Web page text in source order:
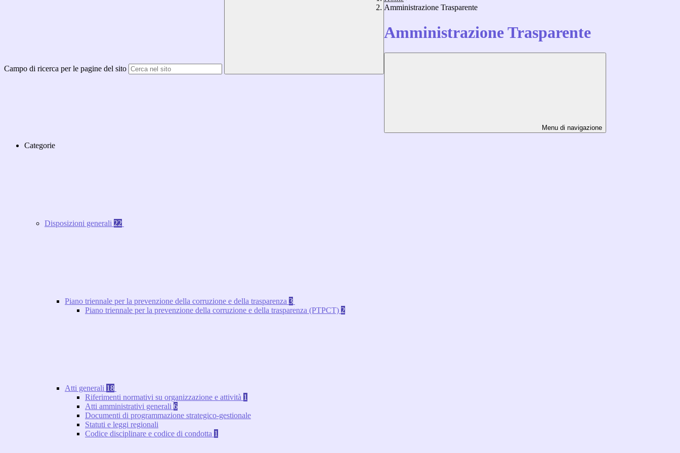
Campo di ricerca per le pagine del sito
Amministrazione Trasparente
Amministrazione Trasparente
Menu di navigazione
Categorie
Disposizioni generali 22
Piano triennale per la prevenzione della corruzione e della trasparenza 3
Piano triennale per la prevenzione della corruzione e della trasparenza (PTPCT) 2
Atti generali 18
Riferimenti normativi su organizzazione e attività 1
Atti amministrativi generali 6
Documenti di programmazione strategico-gestionale
Statuti e leggi regionali
Codice disciplinare e codice di condotta 1